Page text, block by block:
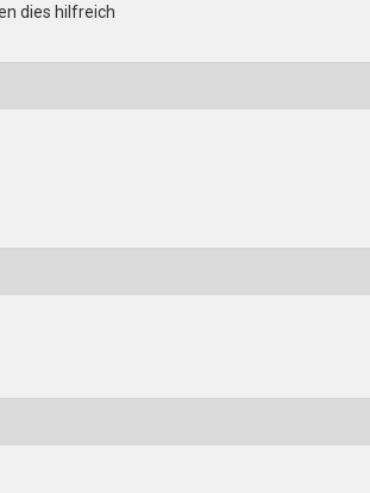
dies hilfreich